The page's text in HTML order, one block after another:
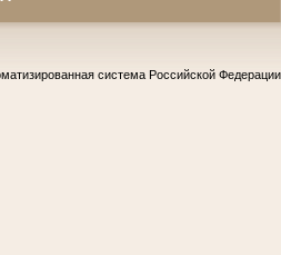
система Российской